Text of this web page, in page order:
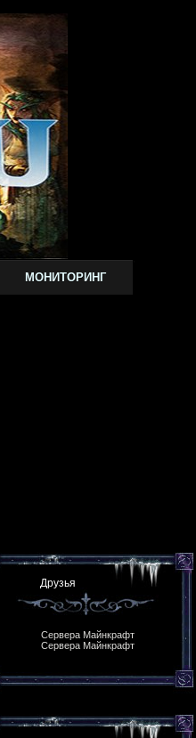
МОНИТОРИНГ
Друзья
Сервера Майнкрафт
Сервера Майнкрафт